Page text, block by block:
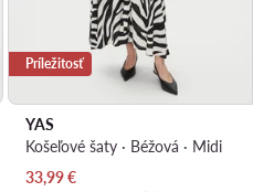
Príležitosť
YAS
Košeľové šaty · Béžová · Midi
Aktuálna cena
33,99€